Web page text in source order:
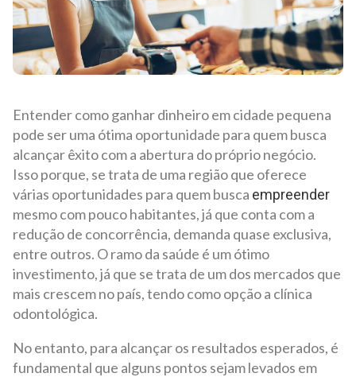
Entender como ganhar dinheiro em cidade pequena
pode ser uma ótima oportunidade para quem busca
alcançar êxito com a abertura do próprio negócio.
Isso porque, se trata de uma região que oferece
várias oportunidades para quem busca empreender
mesmo com pouco habitantes, já que conta com a
redução de concorrência, demanda quase exclusiva,
entre outros. O ramo da saúde é um ótimo
investimento, já que se trata de um dos mercados que
mais crescem no país, tendo como opção a clínica
odontológica.
No entanto, para alcançar os resultados esperados, é
fundamental que alguns pontos sejam levados em